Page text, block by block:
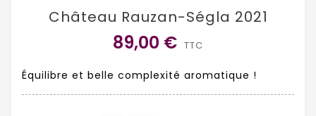
Château Rauzan-Ségla 2021
89,00 € TTC
Équilibre et belle complexité aromatique !